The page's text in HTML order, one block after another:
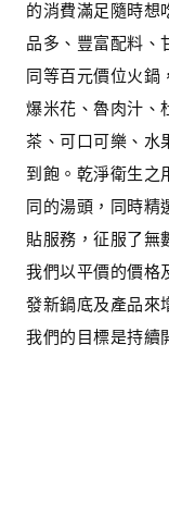
的消費滿足隨時想
品多、豐富配料、
同等百元價位火鍋
爆米花、魯肉汁、
茶、可口可樂、水
到飽。乾淨衛生之
同的湯頭，同時精
貼服務，征服了無
我們以平價的價格
發新鍋底及產品來
我們的目標是持續